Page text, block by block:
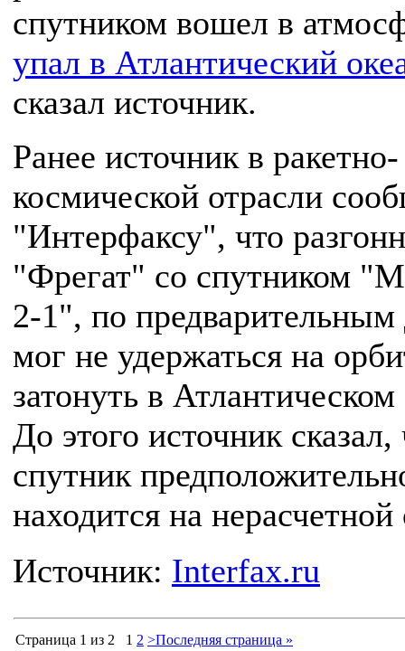
спутником вошел в
упал в Атлантический
сказал источник.
Ранее источник в ракетно-
космической отрасли
"Интерфаксу", что
"Фрегат" со спутником
2-1", по
мог не удержаться на
затонуть в Атлантическом
До этого источник сказал,
спутник
находится на нерасчетной
Источник: Interfax.ru
Страница 1 из 2 1 2 >Последняя страница »